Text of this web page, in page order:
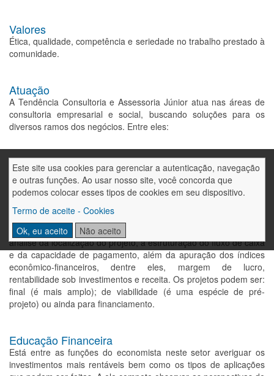
Este site usa cookies para gerenciar a autenticação, navegação
e outras funções. Ao usar nosso site, você concorda que
podemos colocar esses tipos de cookies em seu dispositivo.
Termo de aceite - Cookies
Ok, eu aceito
Não aceito
Valores
Ética, qualidade, competência e seriedade no trabalho prestado à
comunidade.
Atuação
A Tendência Consultoria e Assessoria Júnior atua nas áreas de
consultoria empresarial e social, buscando soluções para os
diversos ramos dos negócios. Entre eles:
Estudo de viabilidade econômica
O economista verifica se a elaboração de um determinado
projeto é ou não viável. Dessa forma, o economista é
responsável pelo estudo de mercado e comercialização, estudos
de custos e receitas, de tamanho ou escala do projeto.
Também faz parte da função dele avaliar as fontes financeiras, a
análise da localização do projeto, a estruturação do fluxo de caixa
e da capacidade de pagamento, além da apuração dos índices
econômico-financeiros, dentre eles, margem de lucro,
rentabilidade sob investimentos e receita. Os projetos podem ser:
final (é mais amplo); de viabilidade (é uma espécie de pré-
projeto) ou ainda para financiamento.
Educação Financeira
Está entre as funções do economista neste setor averiguar os
investimentos mais rentáveis bem como os tipos de aplicações